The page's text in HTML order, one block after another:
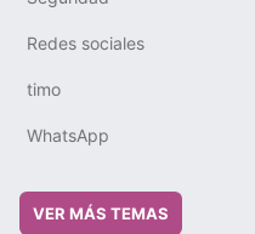
Redes sociales
timo
WhatsApp
VER MÁS TEMAS